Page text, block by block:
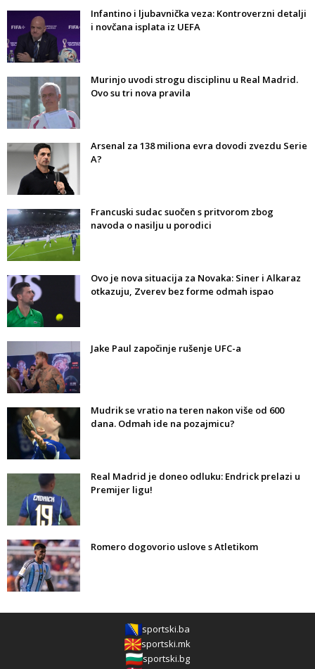
Infantino i ljubavnička veza: Kontroverzni detalji
i novčana isplata iz UEFA
Murinjo uvodi strogu disciplinu u Real Madrid.
Ovo su tri nova pravila
Arsenal za 138 miliona evra dovodi zvezdu Serie
A?
Francuski sudac suočen s pritvorom zbog
navoda o nasilju u porodici
Ovo je nova situacija za Novaka: Siner i Alkaraz
otkazuju, Zverev bez forme odmah ispao
Jake Paul započinje rušenje UFC-a
Mudrik se vratio na teren nakon više od 600
dana. Odmah ide na pozajmicu?
Real Madrid je doneo odluku: Endrick prelazi u
Premijer ligu!
Romero dogovorio uslove s Atletikom
sportski.ba
sportski.mk
sportski.bg